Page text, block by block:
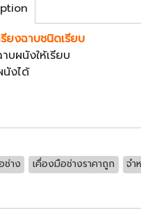
ยงฉาบชนิดเรียบ
บผนังให้เรียบ
นังได้
ช่าง เคื่องมือช่างราคาถูก จำ